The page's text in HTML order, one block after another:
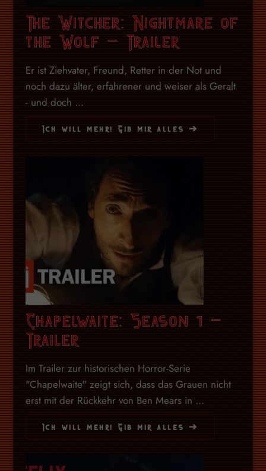
The Witcher: Nightmare of
the Wolf – Trailer
Er ist Ziehvater, Freund, Retter in der Not und
noch dazu älter, erfahrener und weiser als Geralt
- und doch ...
Ich will mehr! Gib mir alles ➔
Chapelwaite: Season 1 –
Trailer
Im Trailer zur historischen Horror-Serie
"Chapelwaite" zeigt sich, dass das Grauen nicht
erst mit der Rückkehr von Ben Mears in ...
Ich will mehr! Gib mir alles ➔